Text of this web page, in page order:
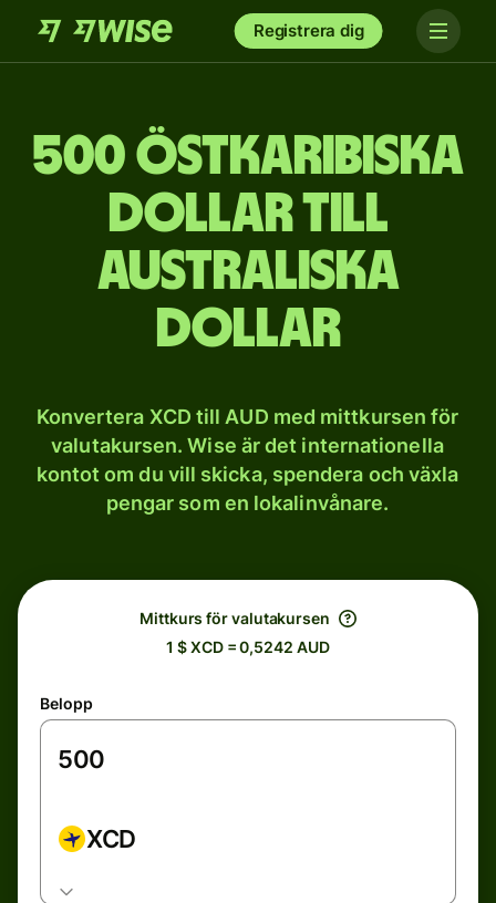
Registrera dig
500 östkaribiska
dollar till
australiska
dollar
Konvertera XCD till AUD med mittkursen för
valutakursen. Wise är det internationella
kontot om du vill skicka, spendera och växla
pengar som en lokalinvånare.
Mittkurs för valutakursen
1 $ XCD = 0,5242 AUD
Belopp
XCD